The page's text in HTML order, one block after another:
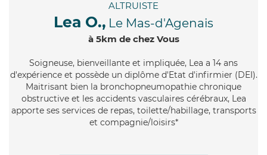
ALTRUISTE
Lea O., Le Mas-d'Agenais
à 5km de chez Vous
Soigneuse, bienveillante et impliquée, Lea a 14 ans
d'expérience et possède un diplôme d'Etat d'infirmier (DEI).
Maitrisant bien la bronchopneumopathie chronique
obstructive et les accidents vasculaires cérébraux, Lea
apporte ses services de repas, toilette/habillage, transports
et compagnie/loisirs*